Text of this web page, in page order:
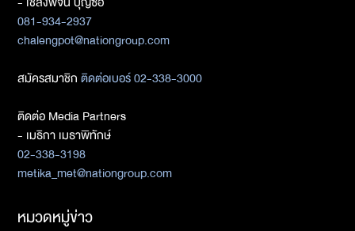
081-934-2937
chalengpot@nationgroup.com
สมัครสมาชิกติดต่อเบอร์ 02-338-3000
ติดต่อ Media Partners
- เมธิกา เมธาพิทักษ์
02-338-3198
metika_met@nationgroup.com
หมวดหมู่ข่าว